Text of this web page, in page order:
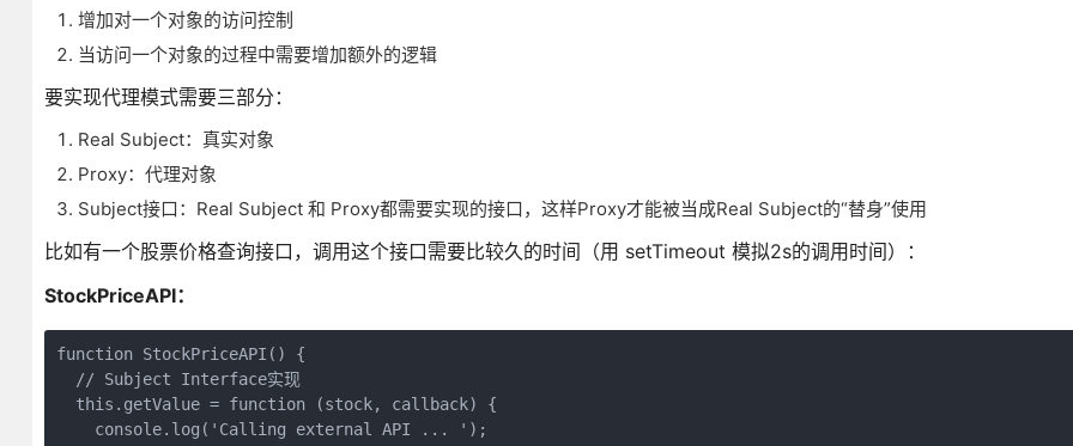
增加对一个对象的访问控制
当访问一个对象的过程中需要增加额外的逻辑
要实现代理模式需要三部分：
Real Subject：真实对象
Proxy：代理对象
Subject接口：Real Subject 和 Proxy都需要实现的接口，这样Proxy才能被当成Real Subject的“替身”使用
比如有一个股票价格查询接口，调用这个接口需要比较久的时间（用 setTimeout 模拟2s的调用时间）：
StockPriceAPI：
function StockPriceAPI() {
  // Subject Interface实现
  this.getValue = function (stock, callback) {
    console.log('Calling external API ... ');